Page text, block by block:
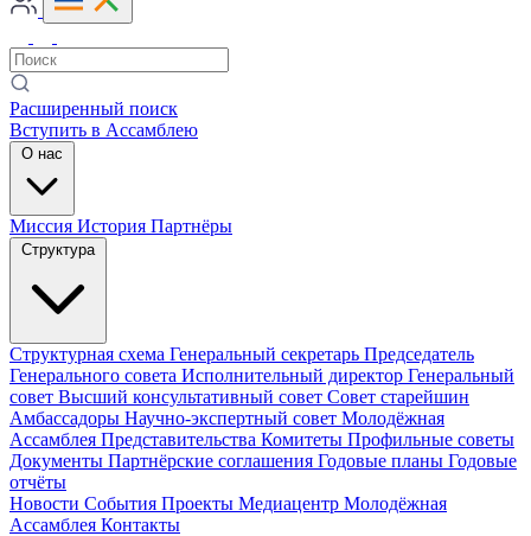
Расширенный поиск
Вступить в Ассамблею
О нас
Миссия История Партнёры
Структура
Структурная схема Генеральный секретарь Председатель
Генерального совета Исполнительный директор Генеральный
совет Высший консультативный совет Совет старейшин
Амбассадоры Научно-экспертный совет Молодёжная
Ассамблея Представительства Комитеты Профильные советы
Документы Партнёрские соглашения Годовые планы Годовые
отчёты
Новости События Проекты Медиацентр Молодёжная
Ассамблея Контакты